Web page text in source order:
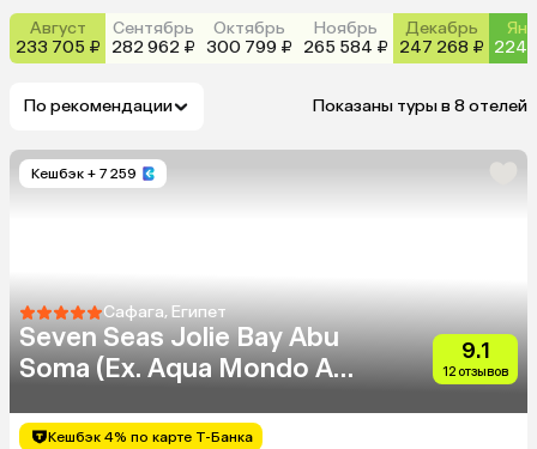
Август
233 705 ₽
Сентябрь
282 962 ₽
Октябрь
300 799 ₽
Ноябрь
265 584 ₽
Декабрь
247 268 ₽ 224
По рекомендации Показаны туры в 8 отелей
Кешбэк + 7 259
Сафага, Египет
Seven Seas Jolie Bay Abu
Soma (Ex. Aqua Mondo Abu
9.1
12 отзывов
Кешбэк 4% по карте Т-Банка